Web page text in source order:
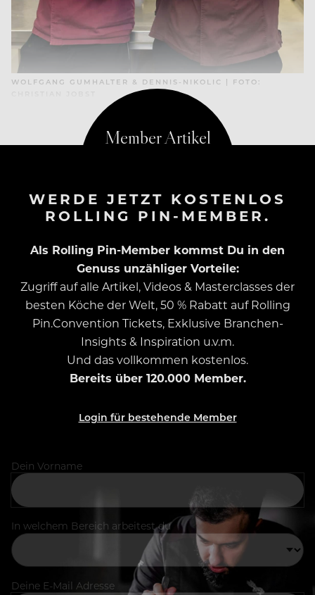
WOLFGANG GUMHALTER & DENNIS-NIKOLIC | FOTO:
WERDE JETZT KOSTENLOS
ROLLING PIN-MEMBER.
Als Rolling Pin-Member kommst Du in den
Genuss unzähliger Vorteile:
Zugriff auf alle Artikel, Videos & Masterclasses der
besten Köche der Welt, 50 % Rabatt auf Rolling
Pin.Convention Tickets, Exklusive Branchen-
Insights & Inspiration u.v.m.
Und das vollkommen kostenlos.
Bereits über 120.000 Member.
Login für bestehende Member
Dein Vorname
In welchem Bereich arbeitest du
Deine E-Mail Adresse